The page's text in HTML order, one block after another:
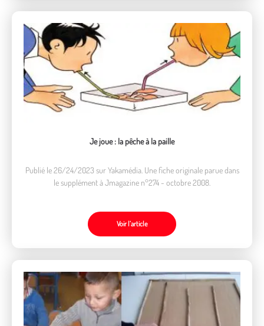
Je joue : la pêche à la paille
Publié le 26/24/2023 sur Yakamédia. Une fiche originale parue dans
le supplément à Jmagazine n°274 - octobre 2008.
Voir l’article